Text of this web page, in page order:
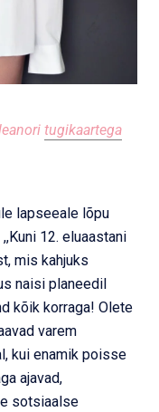
tugikaartega
lapseeale lõpu
12. eluaastani
mis kahjuks
naisi planeedil
kõik korraga! Olete
varem
kui enamik poisse
ajavad,
sotsiaalse